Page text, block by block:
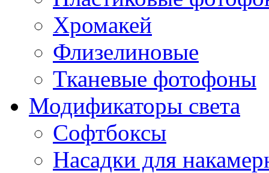
Хромакей
Флизелиновые
Тканевые фотофоны
Модификаторы света
Софтбоксы
Насадки для